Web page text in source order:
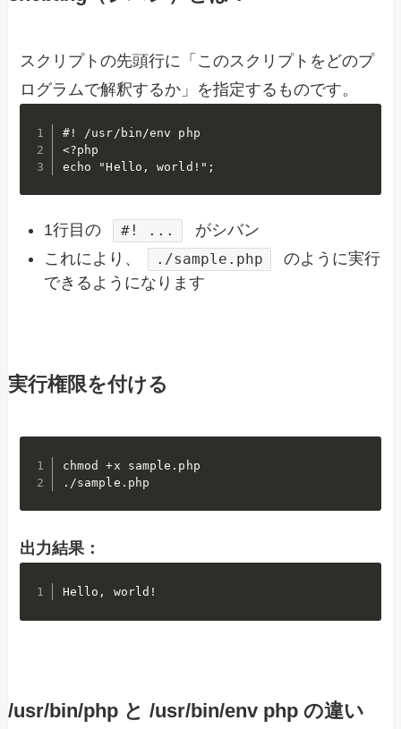
スクリプトの先頭行に「このスクリプトをどのプ
ログラムで解釈するか」を指定するものです。
#! /usr/bin/env php
<?php
echo "Hello, world!";
1行目の #! ...
がシバン
これにより、
./sample.php
のように実行
できるようになります
実行権限を付ける
chmod +x sample.php
./sample.php
出力結果：
Hello, world!
/usr/bin/php と /usr/bin/env php の違い